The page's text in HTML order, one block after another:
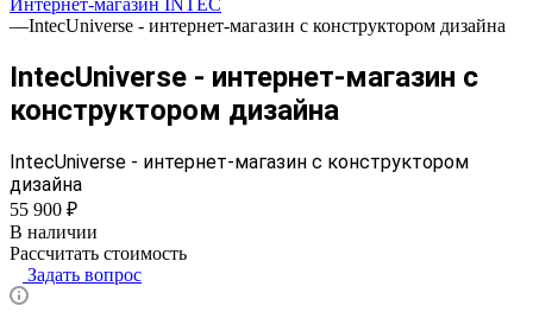
Интернет-магазин INTEC
—IntecUniverse - интернет-магазин с конструктором дизайна
IntecUniverse - интернет-магазин с
конструктором дизайна
IntecUniverse - интернет-магазин с конструктором
дизайна
55 900 ₽
В наличии
Рассчитать стоимость
Задать вопрос